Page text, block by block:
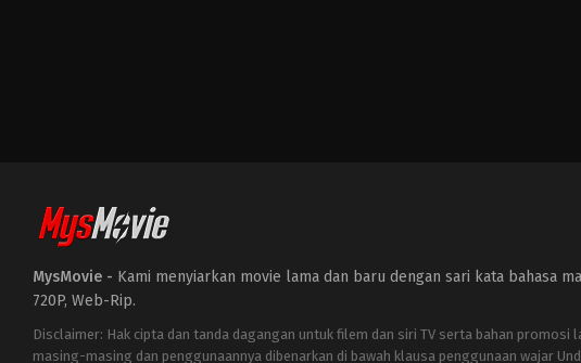
MysMovie - Kami menyiarkan movie lama dan baru dengan sari kata bahasa
720P, Web-Rip.
Disclaimer: Hak cipta dan tanda dagangan untuk filem dan siri TV serta bahan promosi
masing-masing dan penggunaannya dibenarkan di bawah klausa penggunaan wajar